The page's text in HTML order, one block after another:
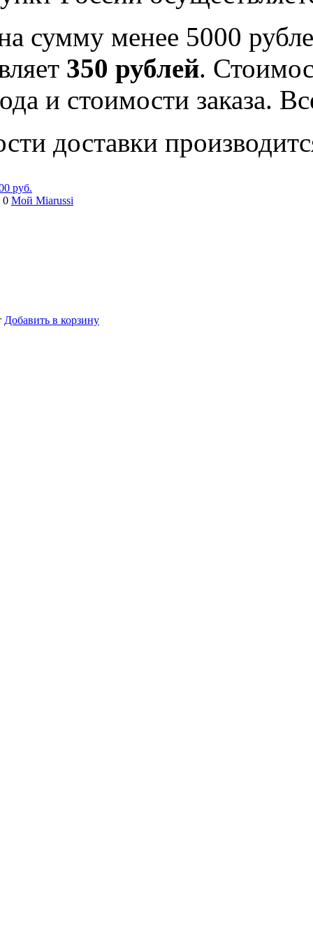
сумму менее 5000
350 рублей.
и стоимости заказа.
доставки
руб.
0 Мой Miarussi
Добавить в корзину